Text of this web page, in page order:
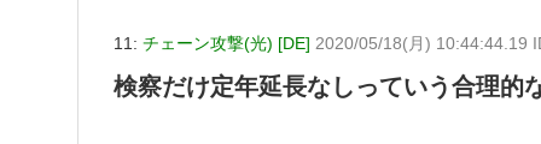
11: チェーン攻撃(光) [DE] 2020/05/18(月) 10:44:44.19
検察だけ定年延長なしっていう合理的